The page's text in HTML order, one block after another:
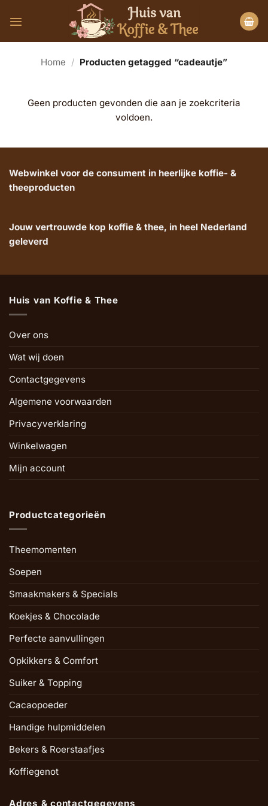
naar
Home / Producten getagged “cadeautje”
Geen producten gevonden die aan je zoekcriteria
voldoen.
Webwinkel voor de consument in heerlijke koffie- &
theeproducten
Jouw vertrouwde kop koffie & thee, in heel Nederland
geleverd
Huis van Koffie & Thee
Over ons
Wat wij doen
Contactgegevens
Algemene voorwaarden
Privacyverklaring
Winkelwagen
Mijn account
Productcategorieën
Theemomenten
Soepen
Smaakmakers & Specials
Koekjes & Chocolade
Perfecte aanvullingen
Opkikkers & Comfort
Suiker & Topping
Cacaopoeder
Handige hulpmiddelen
Bekers & Roerstaafjes
Koffiegenot
Adres & contactgegevens